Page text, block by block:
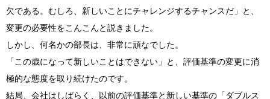
欠である。むしろ、新しいことにチャレンジするチャンスだ」と、
変更の必要性をこんこんと説きました。
しかし、何名かの部長は、非常に頑なでした。
「この歳になって新しいことはできない」と、評価基準の変更に消
極的な態度を取り続けたのです。
結局、会社はしばらく、以前の評価基準と新しい基準の「ダブルス